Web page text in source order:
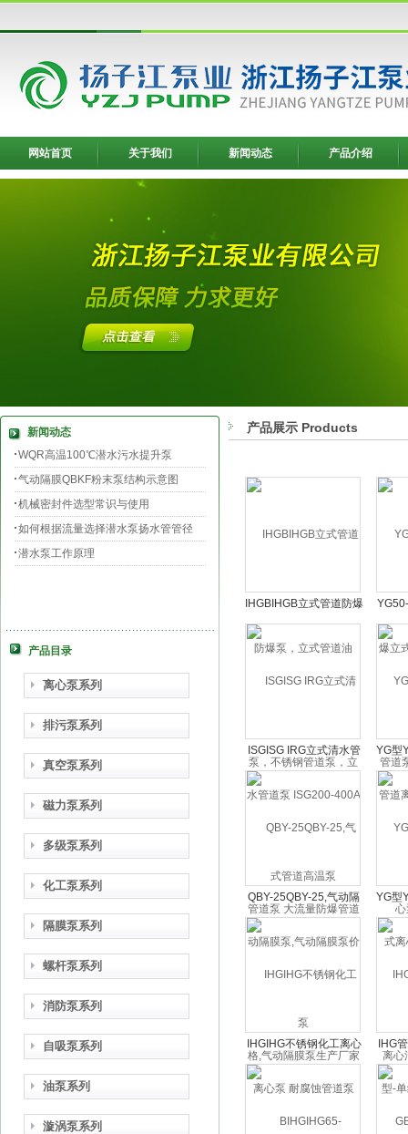
网站首页 关于我们 新闻动态 产品介绍
新闻动态
WQR高温100℃潜水污水提升泵
气动隔膜QBKF粉末泵结构示意图
机械密封件选型常识与使用
如何根据流量选择潜水泵扬水管管径
潜水泵工作原理
产品目录
离心泵系列
排污泵系列
真空泵系列
磁力泵系列
多级泵系列
化工泵系列
隔膜泵系列
螺杆泵系列
消防泵系列
自吸泵系列
油泵系列
漩涡泵系列
产品展示 Products
IHGBIHGB立式管道防爆
泵，立式管道油泵，不
锈钢管道泵，立式管道
式管
泵
ISGISG IRG立式清水管
道泵 ISG200-400A管道
泵 大流量防爆管道泵
YG型
离心
QBY-25QBY-25,气动隔
膜泵,气动隔膜泵价格,气
动隔膜泵生产厂家
YG型
心油
泵
IHGIHG不锈钢化工离心
泵 耐腐蚀管道泵 不锈钢
管道增压泵
IHG
单级